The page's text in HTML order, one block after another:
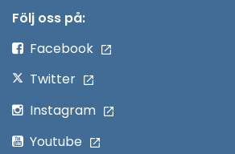
Följ oss på:
Facebook
Twitter
Instagram
Youtube